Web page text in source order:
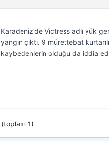
Karadeniz’de Victress adlı yük
yangın çıktı. 9 mürettebat
kaybedenlerin olduğu da iddia
1)